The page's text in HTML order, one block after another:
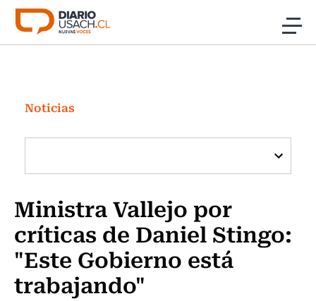
Click acá para ir directamente al contenido
Investigación
Cultura
Programas Radio y TV Usach
Noticias
Ministra Vallejo por
críticas de Daniel Stingo:
"Este Gobierno está
trabajando"